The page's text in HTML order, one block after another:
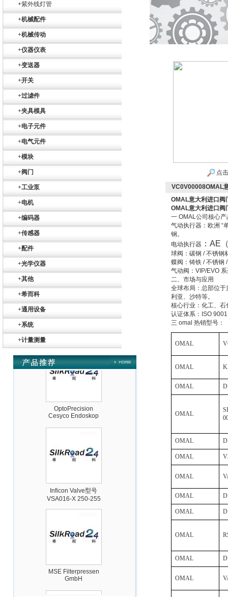
+紫外线灯管
+机械配件
+机械传动
+仪器仪表
+变送器
+开关
+过滤件
+夹具模具
+电子元件
+电气元件
+模块
+阀门
+工业泵
+电机
+编码器
+传感器
+配件
+光学仪器
+其他
+希而科
+通用设备
+系统
+计量测量
ZIGOR
Maschinen-
Cesyco Endoskop
HTO 38 内窥镜
VSA016-X 250-255
GmbH
点
VC0V00008OMAL
OMAL意大利进口阀
OMAL意大利进口阀
一 OMAL公司核心产
气动执行器 ：欧洲
钢。
电动执行器 ：AE
球阀 ：碳钢 / 不锈
蝶阀 ：铸铁 / 不锈
气动阀 ：VIP/EVO
二、市场与应用
全球布局 ：总部位
利亚、沙特等。
核心行业 ：化工、
认证体系 ：ISO
三 omal 热销型号：
OMAL
OMAL
OMAL
OMAL
OMAL
OMAL
OMAL
OMAL
OMAL
OMAL
OMAL
OMAL